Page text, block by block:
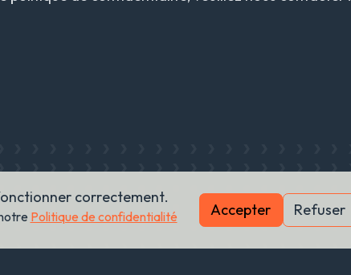
correctement.
Politique de confidentialité Accepter Refuser